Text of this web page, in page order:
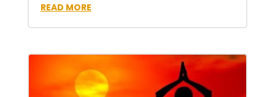
READ MORE